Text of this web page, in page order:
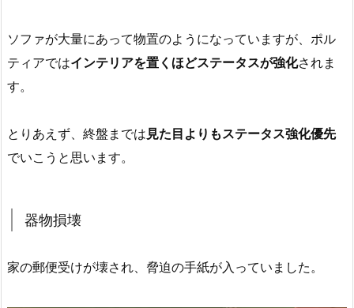
ソファが大量にあって物置のようになっていますが、ポル
ティアではインテリアを置くほどステータスが強化されま
す。
とりあえず、終盤までは 見た目よりもステータス強化優先
でいこうと思います。
器物損壊
家の郵便受けが壊され、脅迫の手紙が入っていました。